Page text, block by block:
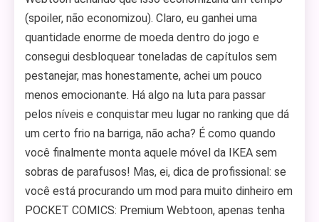
(spoiler, não economizou). Claro, eu ganhei uma
quantidade enorme de moeda dentro do jogo e
consegui desbloquear toneladas de capítulos sem
pestanejar, mas honestamente, achei um pouco
menos emocionante. Há algo na luta para passar
pelos níveis e conquistar meu lugar no ranking que dá
um certo frio na barriga, não acha? É como quando
você finalmente monta aquele móvel da IKEA sem
sobras de parafusos! Mas, ei, dica de profissional: se
você está procurando um mod para muito dinheiro em
POCKET COMICS: Premium Webtoon, apenas tenha